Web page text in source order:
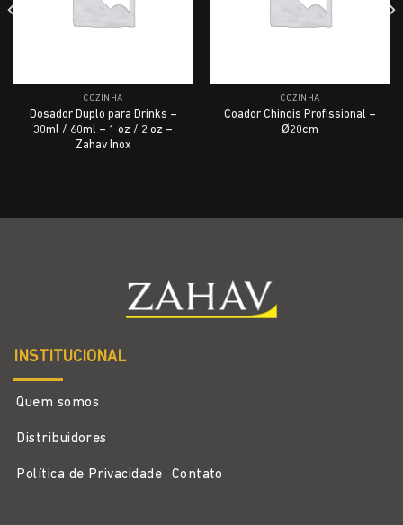
COZINHA
Dosador Duplo para Drinks –
30ml / 60ml – 1 oz / 2 oz –
Zahav Inox
COZINHA
Coador Chinois Profissional –
Ø20cm
INSTITUCIONAL
Quem somos
Distribuidores
Política de Privacidade Contato